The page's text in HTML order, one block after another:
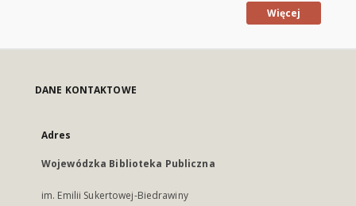
Więcej
DANE KONTAKTOWE
Adres
Wojewódzka Biblioteka Publiczna
im. Emilii Sukertowej-Biedrawiny